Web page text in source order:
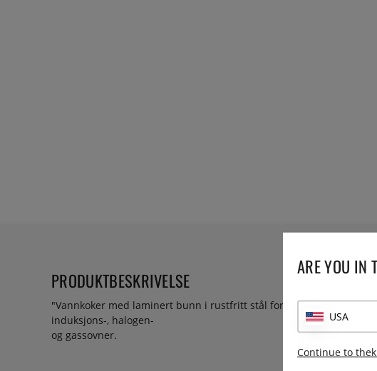
PRODUKTBESKRIVELSE
"Vannkoker med laminert bunn i rustfritt stål for god
induksjons-, halogen-
og gassovner.
ARE YOU IN
USA
Continue to